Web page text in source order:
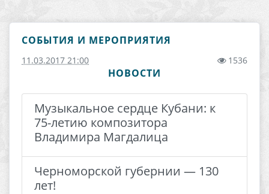
СОБЫТИЯ И МЕРОПРИЯТИЯ
11.03.2017 21:00 1536
НОВОСТИ
Музыкальное сердце Кубани: к
75-летию композитора
Владимира Магдалица
Черноморской губернии — 130
лет!